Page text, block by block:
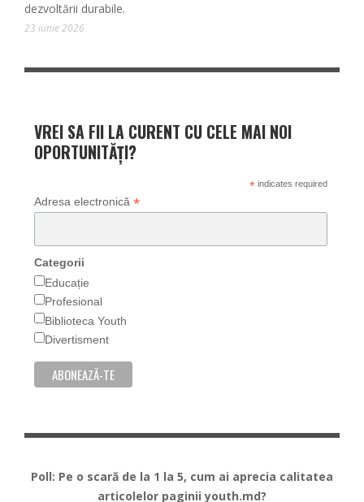
dezvoltării durabile.
23 iunie 2026
VREI SA FII LA CURENT CU CELE MAI NOI
OPORTUNITĂȚI?
*indicates required
Adresa electronică *
Categorii
Educație
Profesional
Biblioteca Youth
Divertisment
Poll: Pe o scară de la 1 la 5, cum ai aprecia calitatea
articolelor paginii youth.md?